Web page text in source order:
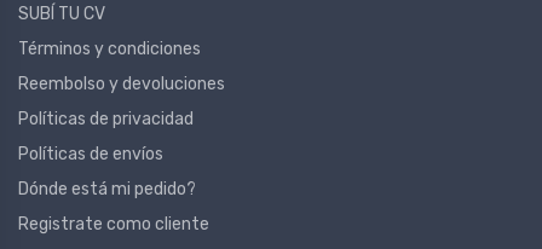
SUBÍ TU CV
Términos y condiciones
Reembolso y devoluciones
Políticas de privacidad
Políticas de envíos
Dónde está mi pedido?
Registrate como cliente